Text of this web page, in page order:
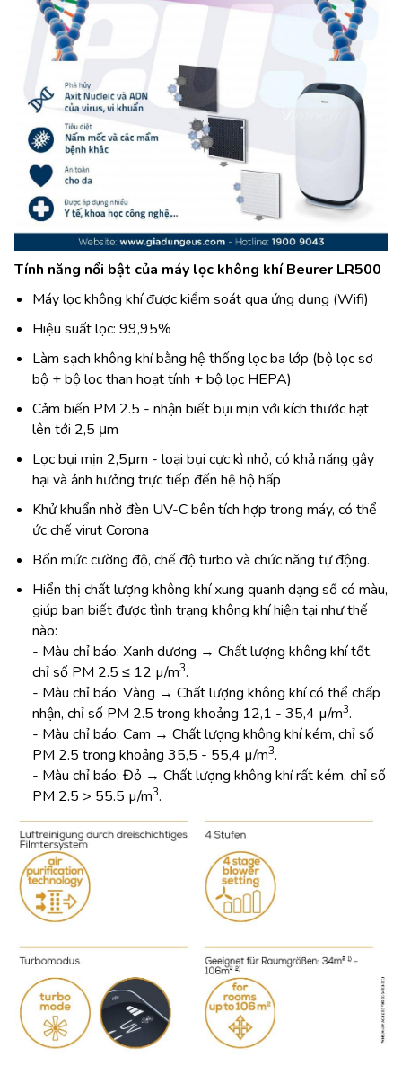
Tính năng nổi bật của máy lọc không khí Beurer LR500
Máy lọc không khí được kiểm soát qua ứng dụng (Wifi)
Hiệu suất lọc: 99,95%
Làm sạch không khí bằng hệ thống lọc ba lớp (bộ lọc sơ
bộ + bộ lọc than hoạt tính + bộ lọc HEPA)
Cảm biến PM 2.5 - nhận biết bụi mịn với kích thước hạt
lên tới 2,5 μm
Lọc bụi mịn 2,5µm - loại bụi cực kì nhỏ, có khả năng gây
hại và ảnh hưởng trực tiếp đến hệ hộ hấp
Khử khuẩn nhờ đèn UV-C bên tích hợp trong máy, có thể
ức chế virut Corona
Bốn mức cường độ, chế độ turbo và chức năng tự động.
Hiển thị chất lượng không khí xung quanh dạng số có màu,
giúp bạn biết được tình trạng không khí hiện tại như thế
nào:
- Màu chỉ báo: Xanh dương → Chất lượng không khí tốt,
chỉ số PM 2.5 ≤ 12 µ/m3.
- Màu chỉ báo: Vàng → Chất lượng không khí có thể chấp
nhận, chỉ số PM 2.5 trong khoảng 12,1 - 35,4 µ/m3.
- Màu chỉ báo: Cam → Chất lượng không khí kém, chỉ số
PM 2.5 trong khoảng 35,5 - 55,4 µ/m3.
- Màu chỉ báo: Đỏ → Chất lượng không khí rất kém, chỉ số
PM 2.5 > 55.5 µ/m3.